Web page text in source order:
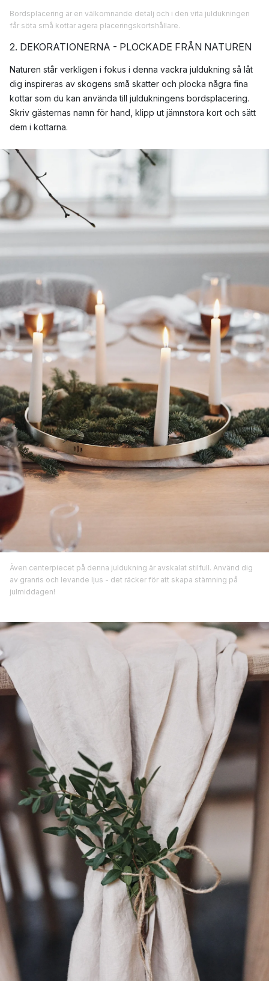
Bordsplacering är en välkomnande detalj och i den vita juldukningen
får söta små kottar agera placeringskortshållare.
2. DEKORATIONERNA - PLOCKADE FRÅN NATUREN
Naturen står verkligen i fokus i denna vackra juldukning så låt
dig inspireras av skogens små skatter och plocka några fina
kottar som du kan använda till juldukningens bordsplacering.
Skriv gästernas namn för hand, klipp ut jämnstora kort och sätt
dem i kottarna.
Även centerpiecet på denna juldukning är avskalat stilfull. Använd dig
av granris och levande ljus - det räcker för att skapa stämning på
julmiddagen!